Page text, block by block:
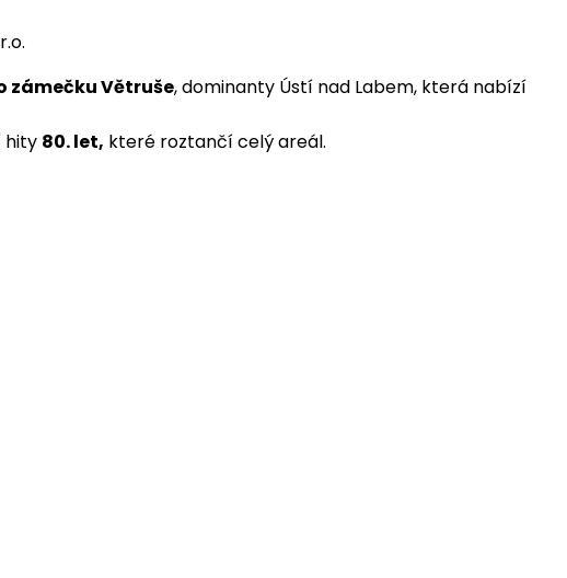
zámečku Větruše, dominanty Ústí nad Labem, která nabízí
hity 80. let, které roztančí celý areál.